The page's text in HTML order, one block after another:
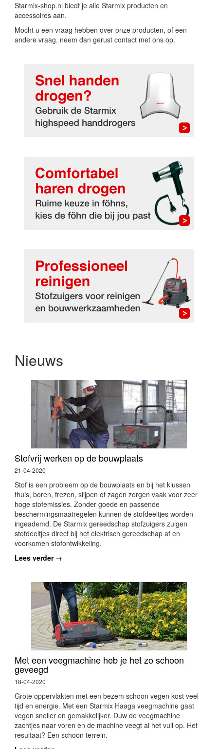
Starmix-shop.nl biedt je alle Starmix producten en
accessoires aan.
Mocht u een vraag hebben over onze producten, of een
andere vraag, neem dan gerust contact met ons op.
Nieuws
Stofvrij werken op de bouwplaats
21-04-2020
Stof is een probleem op de bouwplaats en bij het klussen
thuis, boren, frezen, slijpen of zagen zorgen vaak voor zeer
hoge stofemissies. Zonder goede en passende
beschermingsmaatregelen kunnen de stofdeeltjes worden
ingeademd. De Starmix gereedschap stofzuigers zuigen
stofdeeltjes direct bij het elektrisch gereedschap af en
voorkomen stofontwikkeling.
Lees verder →
Met een veegmachine heb je het zo schoon
geveegd
18-04-2020
Grote oppervlakten met een bezem schoon vegen kost veel
tijd en energie. Met een Starmix Haaga veegmachine gaat
vegen sneller en gemakkelijker. Duw de veegmachine
zachtjes naar voren en de machine veegt al het vuil op. Het
resultaat? Een schoon terrein.